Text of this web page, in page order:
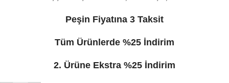
Peşin Fiyatına 3 Taksit
Tüm Ürünlerde %25 İndirim
2. Ürüne Ekstra %25 İndirim